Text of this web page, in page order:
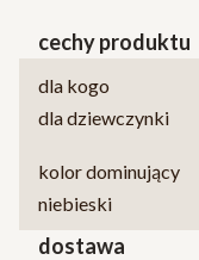
cechy produktu
dla kogo
dla dziewczynki
kolor dominujący
niebieski
dostawa